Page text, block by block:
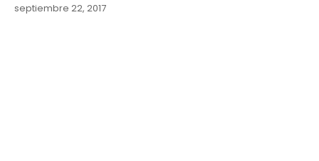
septiembre 22, 2017